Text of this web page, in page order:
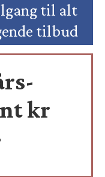
til alt
tilbud
kr